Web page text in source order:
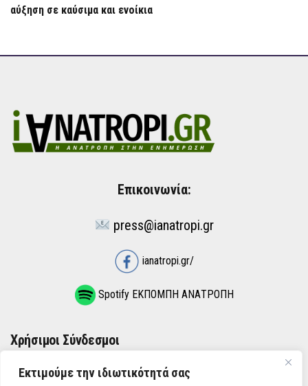
Εκτιμούμε την ιδιωτικότητά σας
αύξηση σε καύσιμα και ενοίκια
Επικοινωνία:
press@ianatropi.gr
ianatropi.gr/
Spotify ΕΚΠΟΜΠΗ ΑΝΑΤΡΟΠΗ
Χρήσιμοι Σύνδεσμοι
ΌΡΟΙ ΧΡΉΣΗΣ